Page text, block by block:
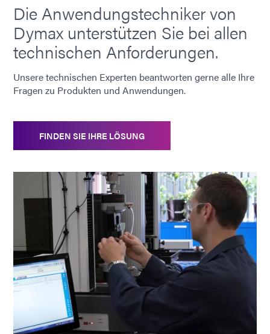
Die Anwendungstechniker von
Dymax unterstützen Sie bei allen
technischen Anforderungen.
Unsere technischen Experten beantworten gerne alle Ihre
Fragen zu Produkten und Anwendungen.
FINDEN SIE IHRE LÖSUNG